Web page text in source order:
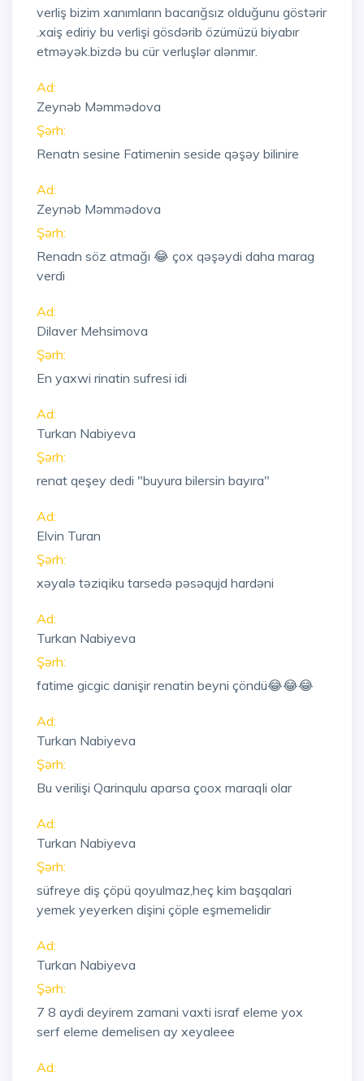
verliş bizim xanımların bacarığsız olduğunu göstərir
.xaiş ediriy bu verlişi gösdərib özümüzü biyabır
etməyək.bizdə bu cür verluşlər alənmır.
Ad:
Zeynəb Məmmədova
Şərh:
Renatn sesine Fatimenin seside qəşəy bilinire
Ad:
Zeynəb Məmmədova
Şərh:
Renadn söz atmağı 😂 çox qəşəydi daha marag
verdi
Ad:
Dilaver Mehsimova
Şərh:
En yaxwi rinatin sufresi idi
Ad:
Turkan Nabiyeva
Şərh:
renat qeşey dedi "buyura bilersin bayıra"
Ad:
Elvin Turan
Şərh:
xəyalə təziqiku tarsedə pəsəqujd hardəni
Ad:
Turkan Nabiyeva
Şərh:
fatime gicgic danişir renatin beyni çöndü😂😂😂
Ad:
Turkan Nabiyeva
Şərh:
Bu verilişi Qarinqulu aparsa çoox maraqli olar
Ad:
Turkan Nabiyeva
Şərh:
süfreye diş çöpü qoyulmaz,heç kim başqalari
yemek yeyerken dişini çöple eşmemelidir
Ad:
Turkan Nabiyeva
Şərh:
7 8 aydi deyirem zamani vaxti israf eleme yox
serf eleme demelisen ay xeyaleee
Ad: